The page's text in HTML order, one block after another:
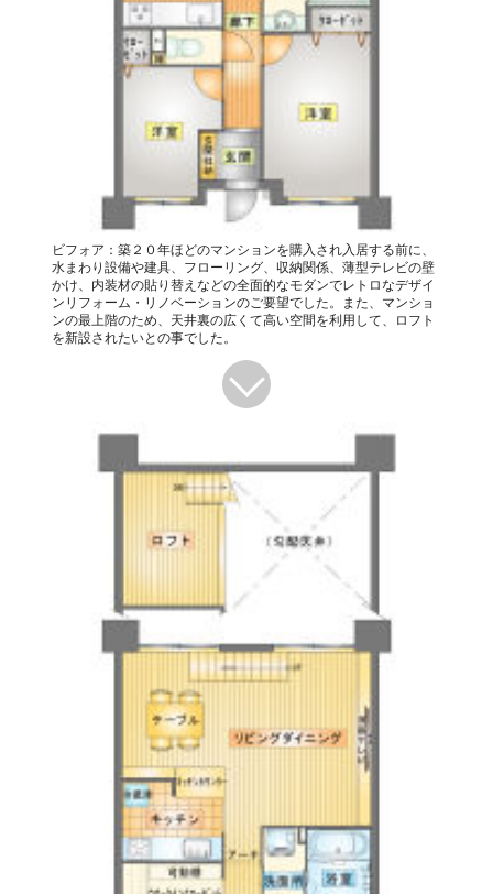
ビフォア：築２０年ほどのマンションを購入され入居する前に、
水まわり設備や建具、フローリング、収納関係、薄型テレビの壁
かけ、内装材の貼り替えなどの全面的なモダンでレトロなデザイ
ンリフォーム・リノベーションのご要望でした。また、マンショ
ンの最上階のため、天井裏の広くて高い空間を利用して、ロフト
を新設されたいとの事でした。